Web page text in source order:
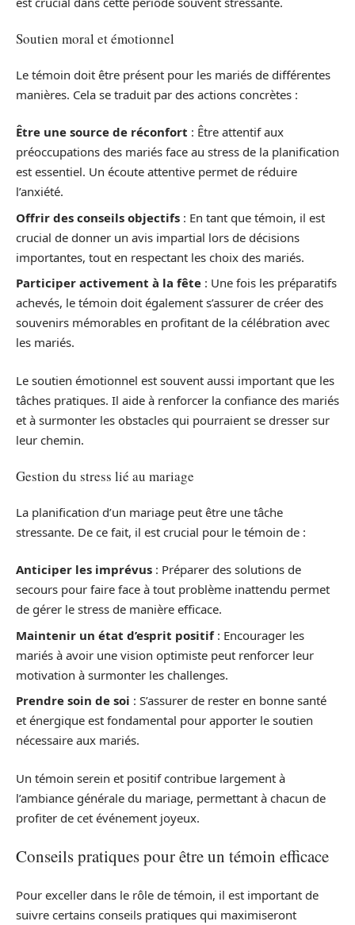
Soutien moral et émotionnel
Le témoin doit être présent pour les mariés de différentes
manières. Cela se traduit par des actions concrètes :
Être une source de réconfort : Être attentif aux
préoccupations des mariés face au stress de la planification
est essentiel. Un écoute attentive permet de réduire
l’anxiété.
Offrir des conseils objectifs : En tant que témoin, il est
crucial de donner un avis impartial lors de décisions
importantes, tout en respectant les choix des mariés.
Participer activement à la fête : Une fois les préparatifs
achevés, le témoin doit également s’assurer de créer des
souvenirs mémorables en profitant de la célébration avec
les mariés.
Le soutien émotionnel est souvent aussi important que les
tâches pratiques. Il aide à renforcer la confiance des mariés
et à surmonter les obstacles qui pourraient se dresser sur
leur chemin.
Gestion du stress lié au mariage
La planification d’un mariage peut être une tâche
stressante. De ce fait, il est crucial pour le témoin de :
Anticiper les imprévus : Préparer des solutions de
secours pour faire face à tout problème inattendu permet
de gérer le stress de manière efficace.
Maintenir un état d’esprit positif: Encourager les
mariés à avoir une vision optimiste peut renforcer leur
motivation à surmonter les challenges.
Prendre soin de soi : S’assurer de rester en bonne santé
et énergique est fondamental pour apporter le soutien
nécessaire aux mariés.
Un témoin serein et positif contribue largement à
l’ambiance générale du mariage, permettant à chacun de
profiter de cet événement joyeux.
Conseils pratiques pour être un témoin efficace
Pour exceller dans le rôle de témoin, il est important de
suivre certains conseils pratiques qui maximiseront